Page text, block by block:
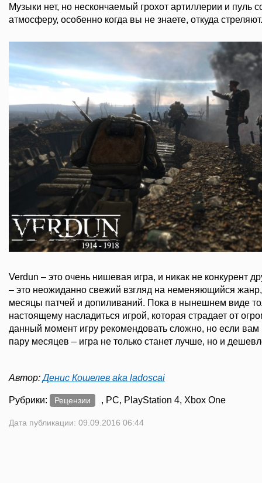
Музыки нет, но нескончаемый грохот артиллерии и пуль
атмосферу, особенно когда вы не знаете, откуда стреляют.
Verdun – это очень нишевая игра, и никак не конкурент
– это неожиданно свежий взгляд на неменяющийся
месяцы патчей и допиливаний. Пока в нынешнем виде
настоящему насладиться игрой, которая страдает от
данный момент игру рекомендовать сложно, но если
пару месяцев – игра не только станет лучше, но и
Автор:Денис Кошелев aka ladoscai
Рубрики: Рецензии , PC, PlayStation 4, Xbox One
Дата публикации: 09.09.2016 06:44